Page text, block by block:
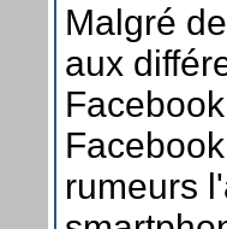
Malgré
aux
rumeurs